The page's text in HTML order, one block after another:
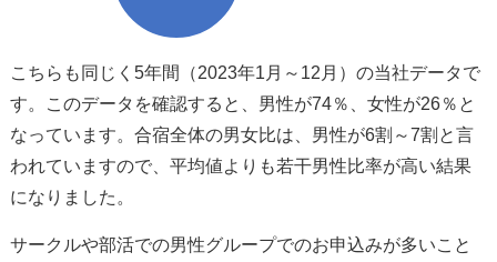
こちらも同じく5年間（2023年1月～12月）の当社データで
す。このデータを確認すると、男性が74％、女性が26％と
なっています。合宿全体の男女比は、男性が6割～7割と言
われていますので、平均値よりも若干男性比率が高い結果
になりました。
サークルや部活での男性グループでのお申込みが多いこと